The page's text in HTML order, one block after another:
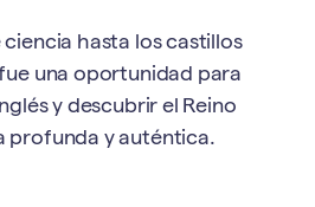
ciencia hasta los castillos
una oportunidad para
y descubrir el Reino
profunda y auténtica.